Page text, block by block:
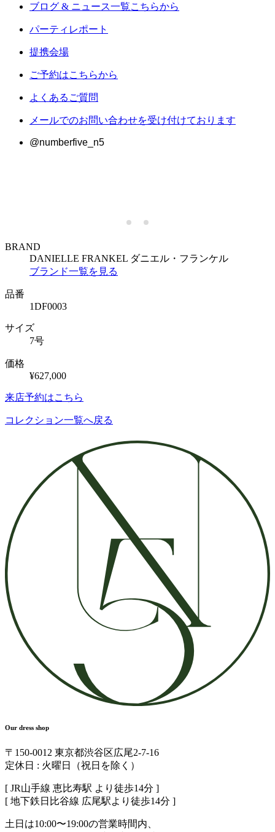
ブログ & ニュース一覧こちらから
パーティレポート
提携会場
ご予約はこちらから
よくあるご質問
メールでのお問い合わせを受け付けております
@numberfive_n5
BRAND
DANIELLE FRANKEL ダニエル・フランケル
ブランド一覧を見る
品番
1DF0003
サイズ
7号
価格
¥627,000
来店予約はこちら
コレクション一覧へ戻る
Our dress shop
〒150-0012 東京都渋谷区広尾2-7-16
定休日 : 火曜日（祝日を除く）
[ JR山手線 恵比寿駅 より徒歩14分 ]
[ 地下鉄日比谷線 広尾駅より徒歩14分 ]
土日は10:00〜19:00の営業時間内、